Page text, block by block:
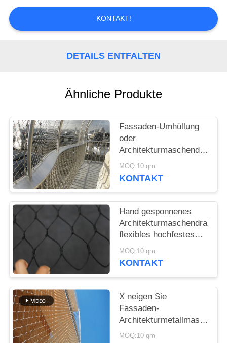
NACHRICHTEN
FORDERN
SITEMAP
DATENSCHUTZRICHTLINIE
KONTAKT!
DETAILS ENTFALTEN
Ähnliche Produkte
Fassaden-Umhüllung
oder
Architekturmaschendraht/
Kabel-Masche
MOQ:10 qm
KONTAKT
Hand gesponnenes
Architekturmaschendraht-
flexibles hochfestes
Baumaterial
MOQ:10 qm
KONTAKT
X neigen Sie
Fassaden-
Architekturmetallmaschen-
Edelstahl-Sicherheits-
MOQ:10 qm